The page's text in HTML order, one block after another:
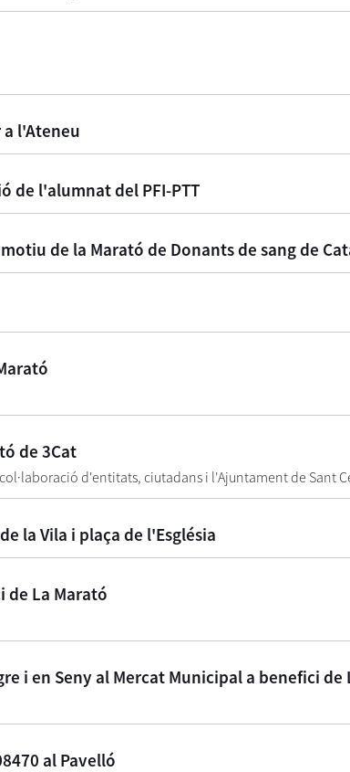
l'Ateneu
de l'alumnat del PFI-PTT
de la Marató de Donants de sang de
de 3Cat
d'entitats, ciutadans i l'Ajuntament de Sant
la Vila i plaça de l'Església
de La Marató
i en Seny al Mercat Municipal a benefici de
al Pavelló